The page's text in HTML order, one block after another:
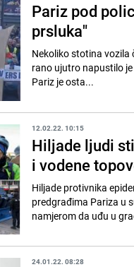
Pariz pod
prsluka"
Nekoliko stotina vozila
rano ujutro napustilo
Pariz je osta...
12.02.22. 10:15
Hiljade ljudi
i vodene
Hiljade protivnika
predgrađima Pariza u
namjerom da uđu u
24.01.22. 08:28